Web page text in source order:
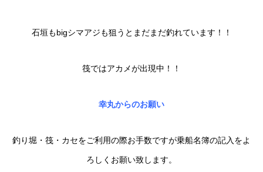
石垣もbigシマアジも狙うとまだまだ釣れています！！
筏ではアカメが出現中！！
幸丸からのお願い
釣り堀・筏・カセをご利用の際お手数ですが乗船名簿の記入をよ
ろしくお願い致します。